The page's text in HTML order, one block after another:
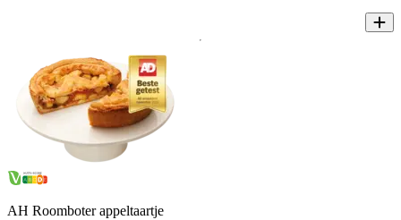
AH Roomboter appeltaartje